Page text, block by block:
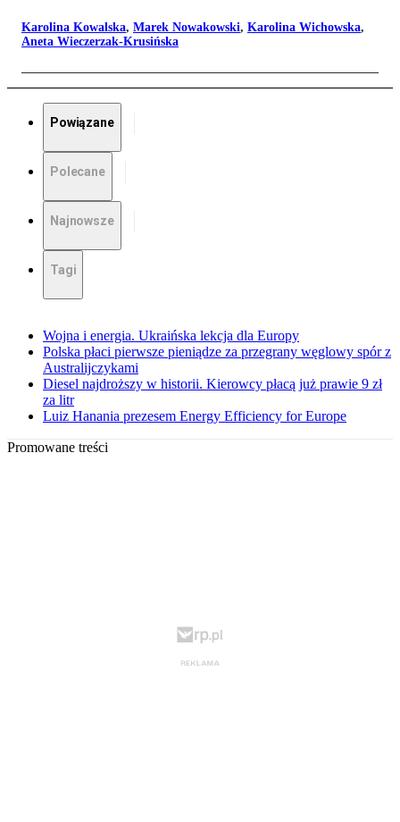
Karolina Kowalska, Marek Nowakowski, Karolina Wichowska,
Aneta Wieczerzak-Krusińska
Powiązane
Polecane
Najnowsze
Tagi
Wojna i energia. Ukraińska lekcja dla Europy
Polska płaci pierwsze pieniądze za przegrany węglowy spór z
Australijczykami
Diesel najdroższy w historii. Kierowcy płacą już prawie 9 zł
za litr
Luiz Hanania prezesem Energy Efficiency for Europe
Promowane treści